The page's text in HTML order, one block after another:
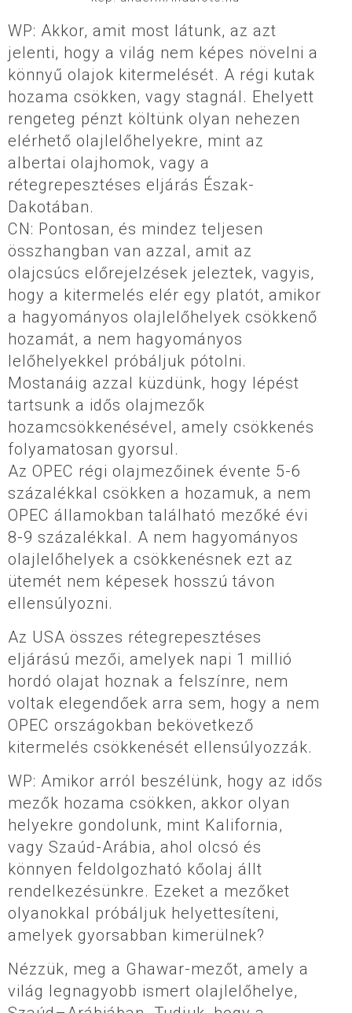
WP: Akkor, amit most látunk, az azt
jelenti, hogy a világ nem képes növelni a
könnyű olajok kitermelését. A régi kutak
hozama csökken, vagy stagnál. Ehelyett
rengeteg pénzt költünk olyan nehezen
elérhető olajlelőhelyekre, mint az
albertai olajhomok, vagy a
rétegrepesztéses eljárás Észak-
Dakotában.
CN: Pontosan, és mindez teljesen
összhangban van azzal, amit az
olajcsúcs előrejelzések jeleztek, vagyis,
hogy a kitermelés elér egy platót, amikor
a hagyományos olajlelőhelyek csökkenő
hozamát, a nem hagyományos
lelőhelyekkel próbáljuk pótolni.
Mostanáig azzal küzdünk, hogy lépést
tartsunk a idős olajmezők
hozamcsökkenésével, amely csökkenés
folyamatosan gyorsul.
Az OPEC régi olajmezőinek évente 5-6
százalékkal csökken a hozamuk, a nem
OPEC államokban található mezőké évi
8-9 százalékkal. A nem hagyományos
olajlelőhelyek a csökkenésnek ezt az
ütemét nem képesek hosszú távon
ellensúlyozni.
Az USA összes rétegrepesztéses
eljárású mezői, amelyek napi 1 millió
hordó olajat hoznak a felszínre, nem
voltak elegendőek arra sem, hogy a nem
OPEC országokban bekövetkező
kitermelés csökkenését ellensúlyozzák.
WP: Amikor arról beszélünk, hogy az idős
mezők hozama csökken, akkor olyan
helyekre gondolunk, mint Kalifornia,
vagy Szaúd-Arábia, ahol olcsó és
könnyen feldolgozható kőolaj állt
rendelkezésünkre. Ezeket a mezőket
olyanokkal próbáljuk helyettesíteni,
amelyek gyorsabban kimerülnek?
Nézzük, meg a Ghawar-mezőt, amely a
világ legnagyobb ismert olajlelőhelye,